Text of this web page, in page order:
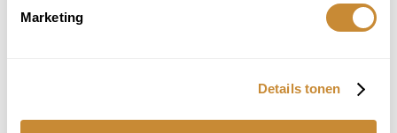
Marketing
Details tonen
€
27,50
Bestel